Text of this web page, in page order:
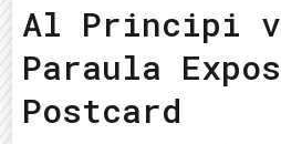
Al Principi
Paraula
Postcard